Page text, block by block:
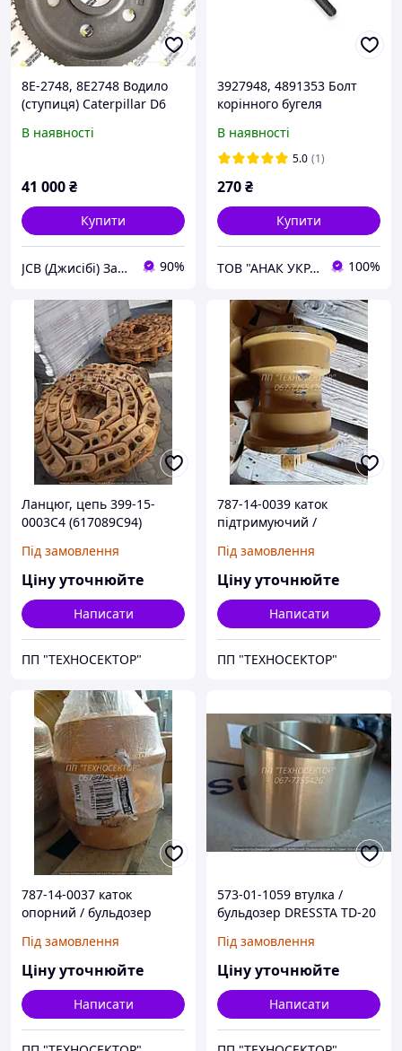
8E-2748, 8E2748 Водило
(ступиця) Caterpillar D6
В наявності
41 000₴
Купити
JCB (Джисібі) Запчастини - Сервіс - Ремонт спецтехніки 90%
3927948, 4891353 Болт
корінного бугеля
В наявності
5.0 (1)
270₴
Купити
ТОВ "АНАК УКРАЇНА" 100%
Ланцюг, цепь 399-15-
0003C4 (617089C94)
Під замовлення
Ціну уточнюйте
Написати
ПП "ТЕХНОСЕКТОР"
787-14-0039 каток
підтримуючий /
Під замовлення
Ціну уточнюйте
Написати
ПП "ТЕХНОСЕКТОР"
787-14-0037 каток
опорний / бульдозер
Під замовлення
Ціну уточнюйте
Написати
573-01-1059 втулка /
бульдозер DRESSTA TD-20
Під замовлення
Ціну уточнюйте
Написати